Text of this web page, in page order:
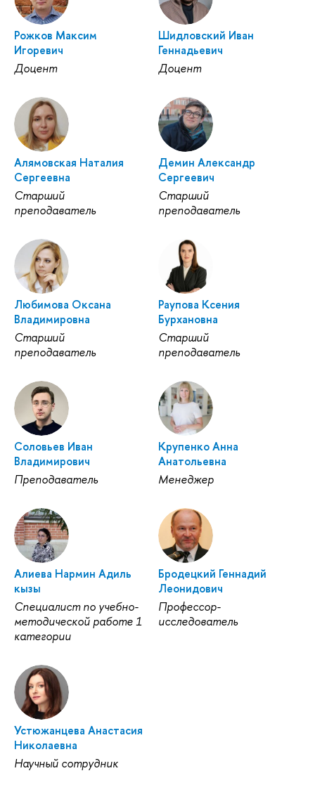
Рожков Максим
Игоревич
Доцент
Шидловский Иван
Геннадьевич
Доцент
Алямовская Наталия
Сергеевна
Старший
преподаватель
Демин Александр
Сергеевич
Старший
преподаватель
Любимова Оксана
Владимировна
Старший
преподаватель
Раупова Ксения
Бурхановна
Старший
преподаватель
Соловьев Иван
Владимирович
Преподаватель
Крупенко Анна
Анатольевна
Менеджер
Алиева Нармин Адиль
кызы
Специалист по учебно-
методической работе 1
категории
Бродецкий Геннадий
Леонидович
Профессор-
исследователь
Устюжанцева Анастасия
Николаевна
Научный сотрудник